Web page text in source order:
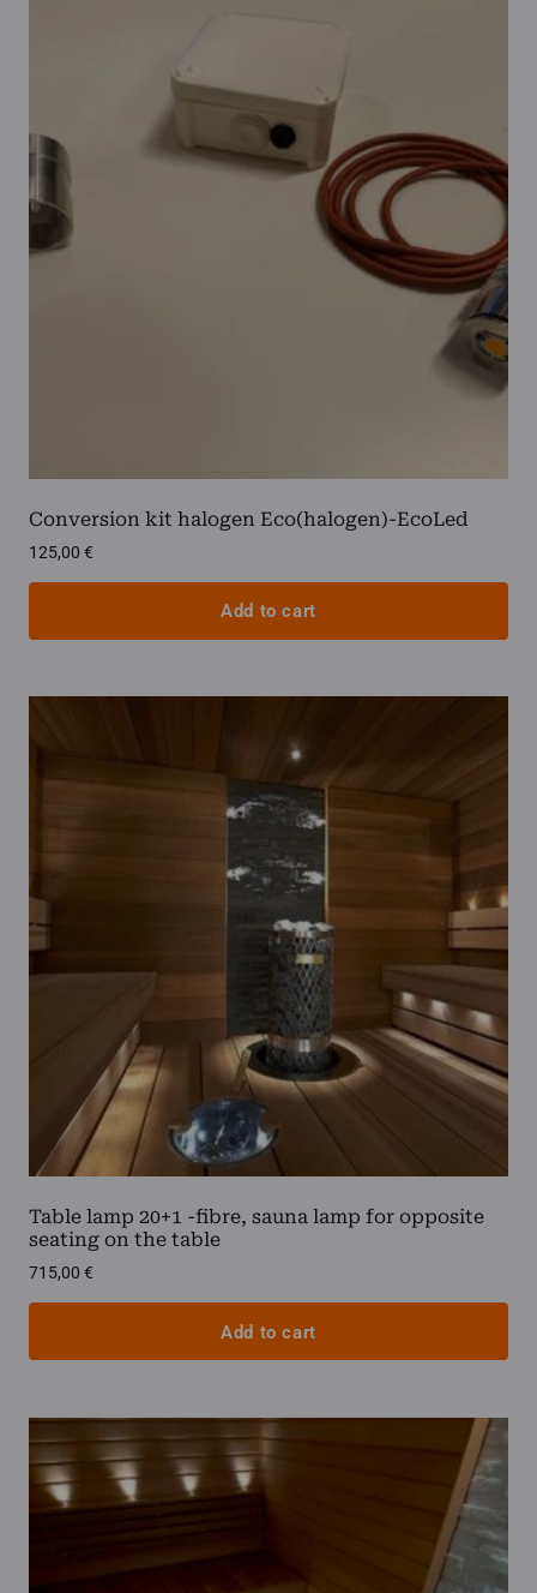
Conversion kit halogen Eco(halogen)-EcoLed
125,00 €
Add to cart
Table lamp 20+1 -fibre, sauna lamp for opposite
seating on the table
715,00 €
Add to cart